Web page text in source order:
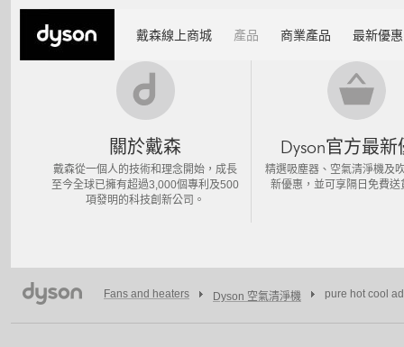
戴森線上商城 產品 商業產品 最新優惠
關於戴森
戴森從一個人的技術和理念開始，成長
至今全球已擁有超過3,000個專利及500
項發明的科技創新公司。
Dyson官方最新
精選吸塵器、空氣清淨機及
新優惠，並可享隔日免費送
Fans and heaters Dyson 空氣清淨機 pure hot cool